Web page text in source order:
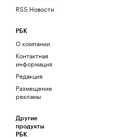
RSS Новости
РБК
О компании
Контактная
информация
Редакция
Размещение
рекламы
Другие
продукты
РБК